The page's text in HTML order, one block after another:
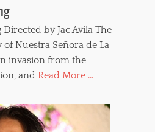
by Jac Avila The
of Nuestra Señora de La
invasion from the
and Read More ...